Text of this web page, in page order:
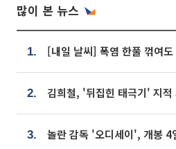
많이 본 뉴스
1.
2.
3.